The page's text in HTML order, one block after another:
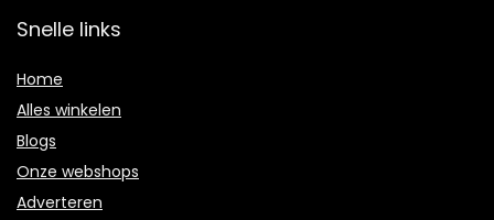
Snelle links
Home
Alles winkelen
Blogs
Onze webshops
Adverteren